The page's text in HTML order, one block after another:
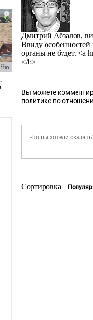
Дмитрий Абзалов,
Ввиду особенностей
органы не будет. <a
</b>.
Вы можете
политике по
Сортировка: